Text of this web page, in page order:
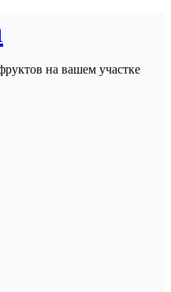
на вашем участке